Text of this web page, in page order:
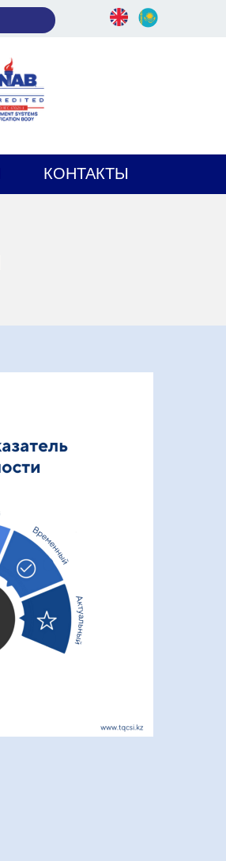
КОНТАКТЫ